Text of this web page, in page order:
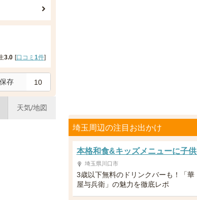
3.0 [口コミ 1件]
保存 10
天気/地図
埼玉周辺の注目お出かけ
本格和食&キッズメニューに子供
埼玉県川口市
3歳以下無料のドリンクバーも！「華
屋与兵衛」の魅力を徹底レポ